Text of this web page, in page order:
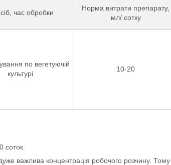
час обробки
Норма витрати препарату,
мл/ сотку
по вегетуючій
культурі
10-20
соток.
важлива концентрація робочого розчину. Тому